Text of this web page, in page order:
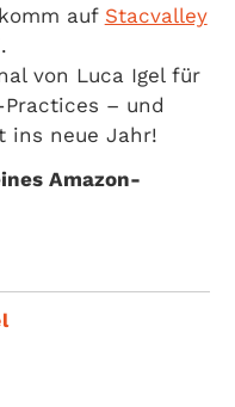
auf Stacvalley
von Luca Igel für
– und
ins neue Jahr!
Amazon-